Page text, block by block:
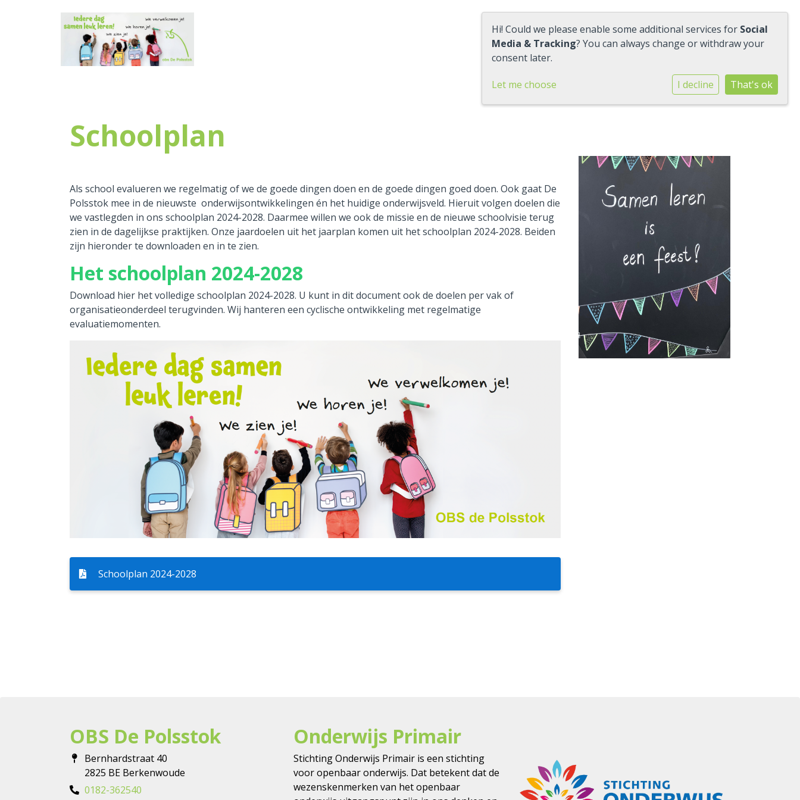
Praktische informatie
Vacatures
Ik zoek een school
Schoolplan
Als school evalueren we regelmatig of we de goede dingen doen en de goede dingen goed doen. Ook gaat De
Polsstok mee in de nieuwste onderwijsontwikkelingen én het huidige onderwijsveld. Hieruit volgen doelen die
we vastlegden in ons schoolplan 2024-2028. Daarmee willen we ook de missie en de nieuwe schoolvisie terug
zien in de dagelijkse praktijken. Onze jaardoelen uit het jaarplan komen uit het schoolplan 2024-2028. Beiden
zijn hieronder te downloaden en in te zien.
Het schoolplan 2024-2028
Download hier het volledige schoolplan 2024-2028. U kunt in dit document ook de doelen per vak of
organisatieonderdeel terugvinden. Wij hanteren een cyclische ontwikkeling met regelmatige
evaluatiemomenten.
Schoolplan 2024-2028
OBS De Polsstok
Bernhardstraat 40
2825 BE Berkenwoude
0182-362540
Onderwijs Primair
Stichting Onderwijs Primair is een stichting
voor openbaar onderwijs. Dat betekent dat de
wezenskenmerken van het openbaar
Hi! Could we please enable some additional services for Social
Media & Tracking? You can always change or withdraw your
consent later.
Let me choose I decline That's ok